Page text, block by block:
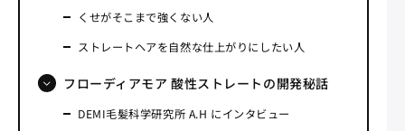
くせがそこまで強くない人
ストレートヘアを自然な仕上がりにしたい人
フローディアモア 酸性ストレートの開発秘話
DEMI毛髪科学研究所 A.H にインタビュー